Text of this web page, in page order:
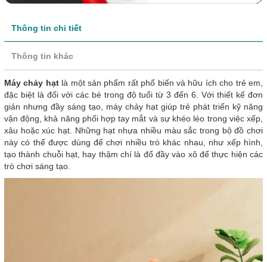
Thông tin chi tiết
Thông tin khác
Máy chảy hạtlà một sản phẩm rất phổ biến và hữu ích cho trẻ em,
đặc biệt là đối với các bé trong độ tuổi từ 3 đến 6. Với thiết kế đơn
giản nhưng đầy sáng tạo, máy chảy hạt giúp trẻ phát triển kỹ năng
vận động, khả năng phối hợp tay mắt và sự khéo léo trong việc xếp,
xâu hoặc xúc hạt. Những hạt nhựa nhiều màu sắc trong bộ đồ chơi
này có thể được dùng để chơi nhiều trò khác nhau, như xếp hình,
tạo thành chuỗi hạt, hay thậm chí là đổ đầy vào xô để thực hiện các
trò chơi sáng tạo.